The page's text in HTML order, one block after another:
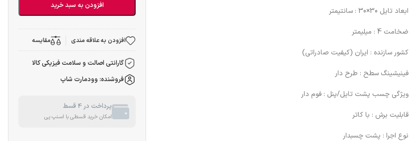
ابعاد تایل 30×30 : سانتیمتر
ضخامت 4 : میلیمتر
کشور سازنده : ایران (کیفیت صادراتی)
فینیشینگ سطح : طرح دار
ویژگی چسب پشت تایل/پنل : فوم دار
قابلیت برش : با کاتر
نوع اجرا : پشت چسبدار
افزودن به سبد خرید
افزودن به علاقه مندی مقایسه
گارانتی اصالت و سلامت فیزیکی کالا
فروشنده: وودمارت شاپ
پرداخت در 4 قسط
امکان خرید قسطی با اسنپ پی